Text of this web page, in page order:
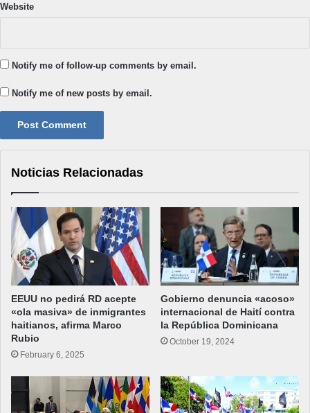
Website
Notify me of follow-up comments by email.
Notify me of new posts by email.
Noticias Relacionadas
EEUU no pedirá RD acepte
«ola masiva» de inmigrantes
haitianos, afirma Marco
Rubio
February 6, 2025
Gobierno denuncia «acoso»
internacional de Haití contra
la República Dominicana
October 19, 2024